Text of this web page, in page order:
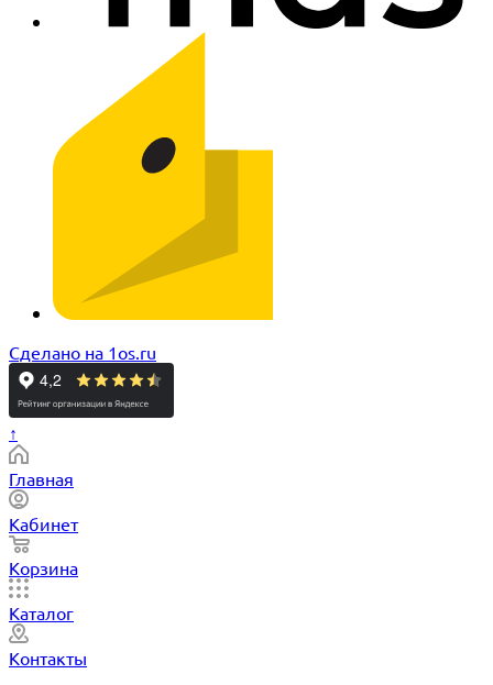
Сделано на 1os.ru
↑
Главная
Кабинет
Корзина
Каталог
Контакты